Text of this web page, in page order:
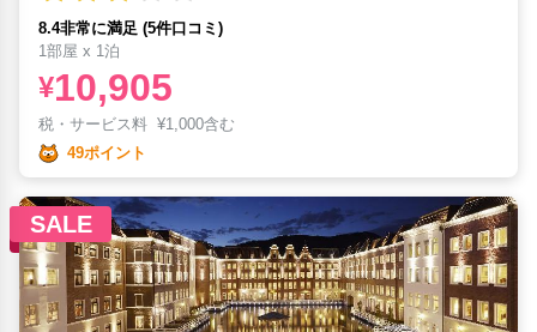
8.4非常に満足 (5件口コミ)
1部屋 x 1泊
¥10,905
税・サービス料 ¥1,000含む
49ポイント
SALE